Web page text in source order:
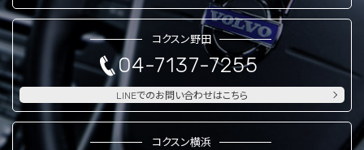
コクスン野田
04-7137-7255
LINEでのお問い合わせはこちら
コクスン横浜